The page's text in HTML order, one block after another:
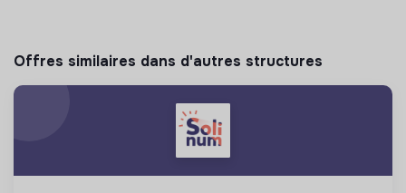
Offres similaires dans d'autres structures